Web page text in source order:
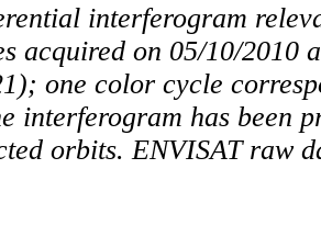
interferogram
acquired on 05/10/2010
one color cycle
interferogram has been
orbits. ENVISAT raw